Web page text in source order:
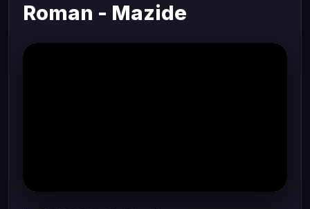
Roman - Mazide